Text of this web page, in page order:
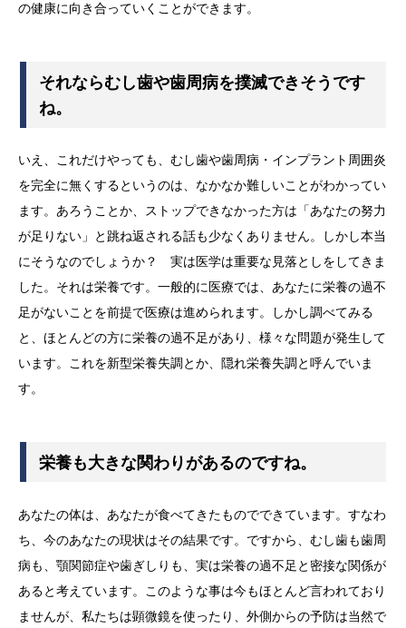
の健康に向き合っていくことができます。
それならむし歯や歯周病を撲滅できそうです
ね。
いえ、これだけやっても、むし歯や歯周病・インプラント周囲炎
を完全に無くするというのは、なかなか難しいことがわかってい
ます。あろうことか、ストップできなかった方は「あなたの努力
が足りない」と跳ね返される話も少なくありません。しかし本当
にそうなのでしょうか？ 実は医学は重要な見落としをしてきま
した。それは栄養です。一般的に医療では、あなたに栄養の過不
足がないことを前提で医療は進められます。しかし調べてみる
と、ほとんどの方に栄養の過不足があり、様々な問題が発生して
います。これを新型栄養失調とか、隠れ栄養失調と呼んでいま
す。
栄養も大きな関わりがあるのですね。
あなたの体は、あなたが食べてきたものでできています。すなわ
ち、今のあなたの現状はその結果です。ですから、むし歯も歯周
病も、顎関節症や歯ぎしりも、実は栄養の過不足と密接な関係が
あると考えています。このような事は今もほとんど言われており
ませんが、私たちは顕微鏡を使ったり、外側からの予防は当然で